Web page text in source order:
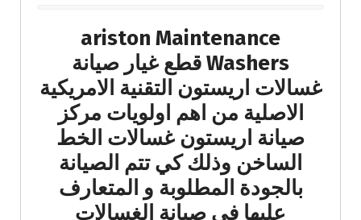
ariston Maintenance
Washers قطع غيار صيانة
غسالات اريستون التقنية الامريكية
الاصلية من اهم اولويات مركز
صيانة اريستون غسالات الخط
الساخن وذلك كي تتم الصيانة
بالجودة المطلوبة و المتعارف
عليها في صيانة الغسالات